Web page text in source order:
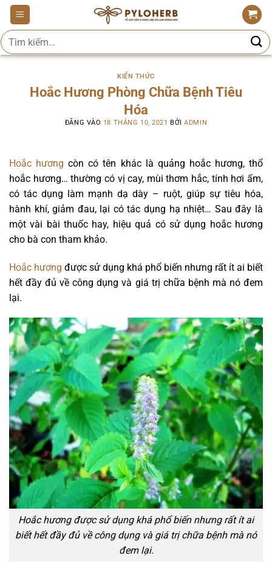
Bỏ
qua
nội
dung
Tìm
kiếm:
KIẾN THỨC
Hoắc Hương Phòng Chữa Bệnh Tiêu
Hóa
ĐĂNG VÀO 18 THÁNG 10, 2021 BỞIADMIN
Hoắc hương còn có tên khác là quảng hoắc hương, thổ
hoắc hương… thường có vị cay, mùi thơm hắc, tính hơi ấm,
có tác dụng làm mạnh dạ dày – ruột, giúp sự tiêu hóa,
hành khí, giảm đau, lại có tác dụng hạ nhiệt… Sau đây là
một vài bài thuốc hay, hiệu quả có sử dụng hoắc hương
cho bà con tham khảo.
Hoắc hương được sử dụng khá phổ biến nhưng rất ít ai biết
hết đầy đủ về công dụng và giá trị chữa bệnh mà nó đem
lại.
Hoắc hương được sử dụng khá phổ biến nhưng rất ít ai
biết hết đầy đủ về công dụng và giá trị chữa bệnh mà nó
đem lại.